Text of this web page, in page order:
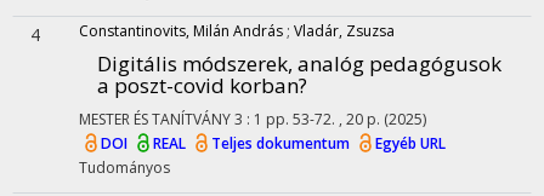
4 Constantinovits, Milán András ; Vladár, Zsuzsa
Digitális módszerek, analóg pedagógusok
a poszt-covid korban?
MESTER ÉS TANÍTVÁNY3 : 1 pp. 53-72. , 20 p. (2025)
DOI
REAL Teljes dokumentum
Egyéb URL
Tudományos